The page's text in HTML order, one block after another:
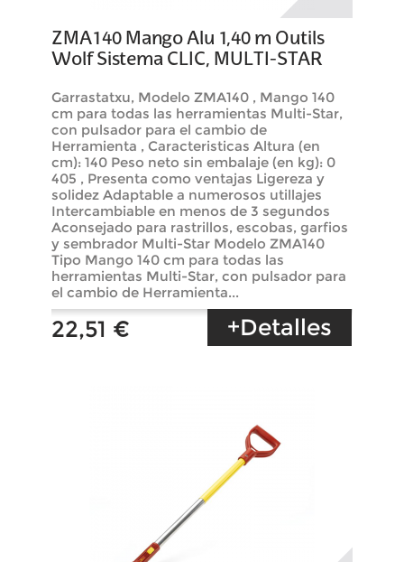
ZMA140 Mango Alu 1,40 m Outils
Wolf Sistema CLIC, MULTI-STAR
Garrastatxu, Modelo ZMA140 , Mango 140
cm para todas las herramientas Multi-Star,
con pulsador para el cambio de
Herramienta , Caracteristicas Altura (en
cm): 140 Peso neto sin embalaje (en kg): 0
405 , Presenta como ventajas Ligereza y
solidez Adaptable a numerosos utillajes
Intercambiable en menos de 3 segundos
Aconsejado para rastrillos, escobas, garfios
y sembrador Multi-Star Modelo ZMA140
Tipo Mango 140 cm para todas las
herramientas Multi-Star, con pulsador para
el cambio de Herramienta...
22,51 € +Detalles